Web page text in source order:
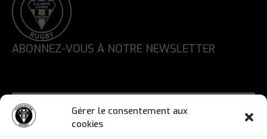
Gérer le consentement aux
cookies
ABONNEZ-VOUS À NOTRE NEWSLETTER